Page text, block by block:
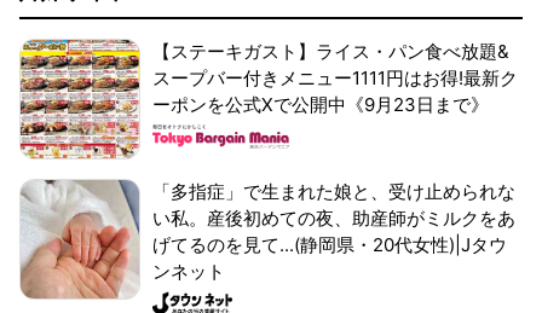
【ステーキガスト】ライス・パン食べ放題&
スープバー付きメニュー1111円はお得!最新ク
ーポンを公式Xで公開中《9月23日まで》
「多指症」で生まれた娘と、受け止められな
い私。産後初めての夜、助産師がミルクをあ
げてるのを見て...(静岡県・20代女性)|Jタウ
ンネット